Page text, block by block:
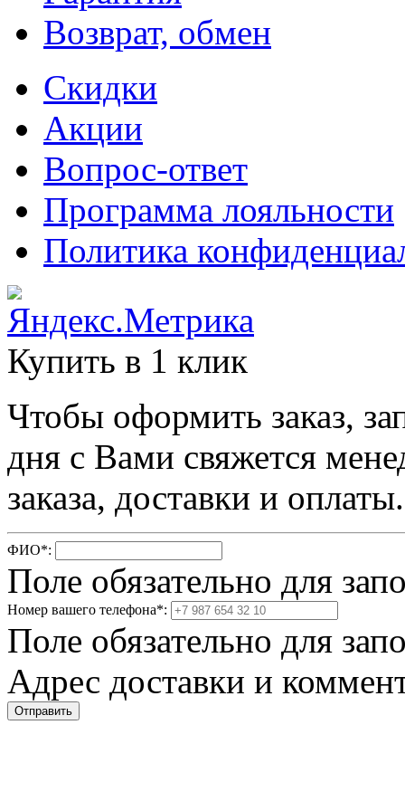
Возврат, обмен
Скидки
Акции
Вопрос-ответ
Программа лояльности
Политика
Купить в 1 клик
Чтобы оформить заказ,
дня с Вами свяжется
заказа, доставки и оплаты.
ФИО*:
Поле обязательно для
Номер вашего телефона*:
Поле обязательно для
Адрес доставки и